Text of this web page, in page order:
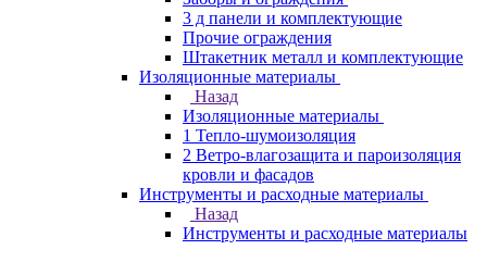
3 д панели и комплектующие
Прочие ограждения
Штакетник металл и комплектующие
Изоляционные материалы
Назад
Изоляционные материалы
1 Тепло-шумоизоляция
2 Ветро-влагозащита и пароизоляция
кровли и фасадов
Инструменты и расходные материалы
Назад
Инструменты и расходные материалы